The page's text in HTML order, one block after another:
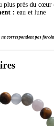
plus près du cœur
: eau et lune
correspondent pas